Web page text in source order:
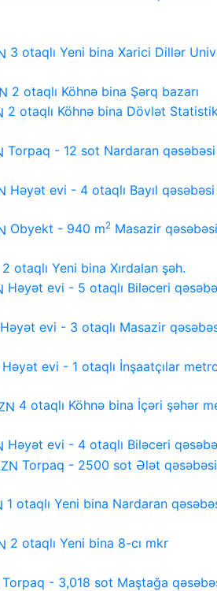
3 otaqlı Yeni bina Xarici Dillər
2 otaqlı Köhnə bina Şərq bazarı
2 otaqlı Köhnə bina Dövlət
Torpaq - 12 sot Nardaran qəsəbəsi
Həyət evi - 4 otaqlı Bayıl qəsəbəsi
Obyekt - 940 m2 Masazir qəsəbəsi
2 otaqlı Yeni bina Xırdalan şəh.
Həyət evi - 5 otaqlı Biləceri
Həyət evi - 3 otaqlı Masazir
Həyət evi - 1 otaqlı İnşaatçılar
4 otaqlı Köhnə bina İçəri şəhər
Həyət evi - 4 otaqlı Biləceri
Torpaq - 2500 sot Ələt qəsəbəsi
1 otaqlı Yeni bina Nardaran
2 otaqlı Yeni bina 8-cı mkr
Torpaq - 3,018 sot Maştağa